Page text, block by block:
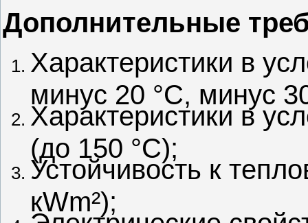
Дополнительные
Характеристики в
минус 20 °С, минус
Характеристики в
(до 150 °С);
Устойчивость к
кWm²);